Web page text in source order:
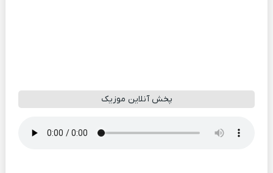
پخش آنلاین موزیک